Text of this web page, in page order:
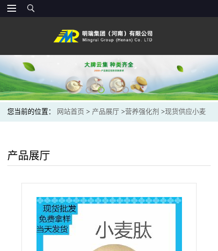
您当前的位置： 网站首页 > 产品展厅 >营养强化剂 >现货供应小麦
产品展厅